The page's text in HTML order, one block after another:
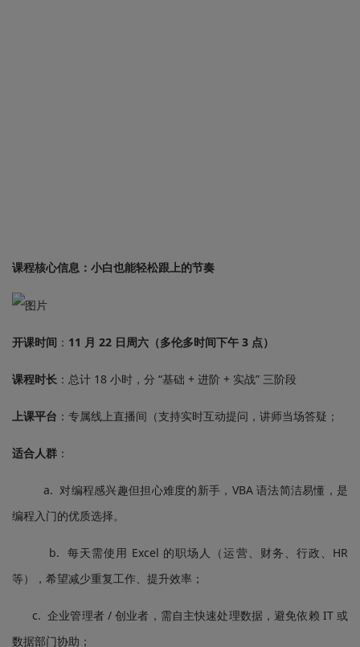
课程核心信息：小白也能轻松跟上的节奏
开课时间 ： 11 月 22 日周六（多伦多时间下午 3 点）
课程时长 ：总计 18 小时，分 “基础 + 进阶 + 实战” 三阶段
上课平台 ：专属线上直播间（支持实时互动提问，讲师当场答疑；
适合人群 ：
a. 对编程感兴趣但担心难度的新手，VBA 语法简洁易懂，是
编程入门的优质选择。
b. 每天需使用 Excel 的职场人（运营、财务、行政、HR
等），希望减少重复工作、提升效率；
c. 企业管理者 / 创业者，需自主快速处理数据，避免依赖 IT 或
数据部门协助；